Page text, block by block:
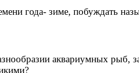
года- зиме, побуждать
аквариумных рыб,